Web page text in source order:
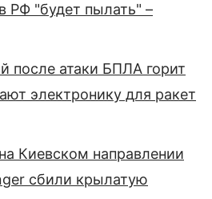
РФ "будет пылать" –
после атаки БПЛА горит
электронику для ракет
Киевском направлении
сбили крылатую